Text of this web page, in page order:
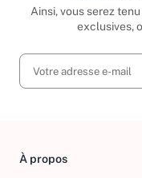
Ainsi, vous serez
exclusives,
À propos